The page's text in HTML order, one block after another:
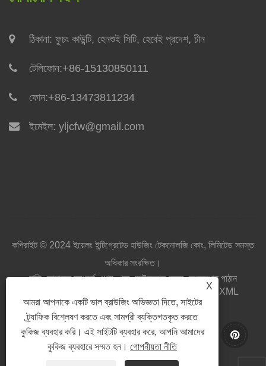
ঠিকানা: ফুচং কাউন্টি, হেনশুই সিটি, হেবেই প্রদেশ, চীন
টেলিফোন:+86-15130850111
ফোন:+86-13473811234
ইমেইল: yljcfw@gmail.com
কপিরাইট © 2024 ইয়েলং ইন্টিগ্রেটেড হাউজিং টেকনোলজি কোং, লিমিটেড সমস্ত
অধিকার সংরক্ষিত।
বাড়ি আমাদের সম্পর্কে পণ্য খবর ডাউনলোড করুন অনুসন্ধান পাঠান
RSS
XML
Privacy Policy
X
আমরা আপনাকে একটি ভাল ব্রাউজিং অভিজ্ঞতা দিতে, সাইটের
ট্র্যাফিক বিশ্লেষণ করতে এবং সামগ্রী ব্যক্তিগতকৃত করতে
কুকিজ ব্যবহার করি। এই সাইটটি ব্যবহার করে, আপনি আমাদের
কুকিজ ব্যবহারে সম্মত হন।গোপনীয়তা নীতি